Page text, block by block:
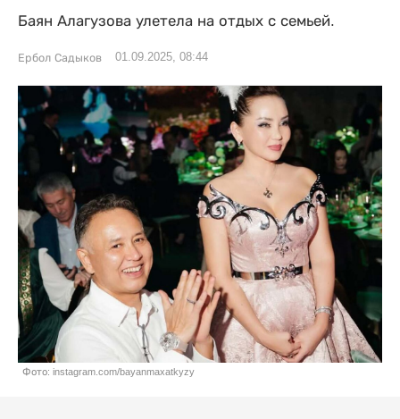
Баян Алагузова улетела на отдых с семьей.
Ербол Садыков 01.09.2025, 08:44
Фото: instagram.com/bayanmaxatkyzy